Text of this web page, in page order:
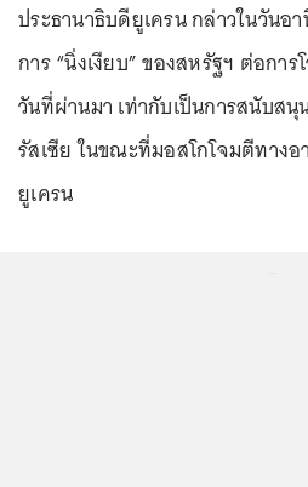
ประธานาธิบดียูเครน กล่าวในวันอ
การ “นิ่งเงียบ” ของสหรัฐฯ ต่อกา
วันที่ผ่านมา เท่ากับเป็นการสนับส
รัสเซีย ในขณะที่มอสโกโจมตีทาง
ยูเครน